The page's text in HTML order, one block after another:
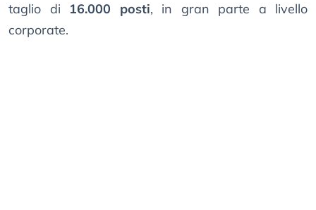
taglio di 16.000 posti, in gran parte a livello
corporate.